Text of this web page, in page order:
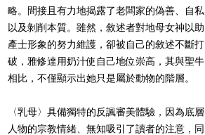
略。間接且有力地揭露了老闆家的偽善、自私
以及剝削本質。雖然，敘述者對地母女神以助
產士形象的努力維護，卻被自己的敘述不斷打
破，雅修達用奶汁使自己地位崇高，其與聖牛
相比，不僅顯示出她只是屬於動物的階層。
〈乳母〉具備獨特的反諷審美體驗，因為底層
人物的宗教情緒、無知吸引了讀者的注意，同